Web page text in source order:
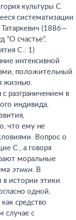
культуры С.
систематизации
(1886—
счастье”,
С.: 1)
интенсивной
положительный
жизнью.
разграничением в
индивида,
что ему не
Вопрос о
С., а говоря
моральные
этики. В
в истории этики
одной,
средство
случае с